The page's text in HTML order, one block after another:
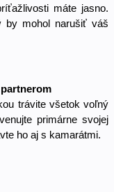
máte jasno.
by mohol narušiť váš
trávite všetok voľný
primárne svojej
ho aj s kamarátmi.